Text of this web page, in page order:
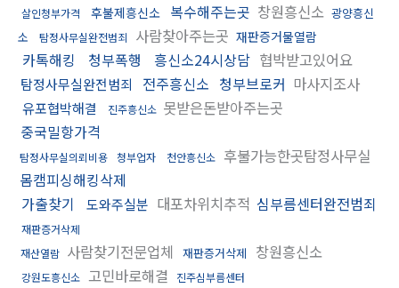
살인청부가격 후불제흥신소 복수해주는곳 창원흥신소 광양흥신
소
탐정사무실완전범죄 사람찾아주는곳 재판증거물열람
카톡해킹 청부폭행 흥신소24시상담 협박받고있어요
탐정사무실완전범죄 전주흥신소 청부브로커 마사지조사
유포협박해결 진주흥신소 못받은돈받아주는곳
중국밀항가격
탐정사무실의뢰비용 청부업자 천안흥신소 후불가능한곳탐정사무실
몸캠피싱해킹삭제
가출찾기
도와주실분 대포차위치추적 심부름센터완전범죄
재판증거삭제
재산열람 사람찾기전문업체 재판증거삭제 창원흥신소
강원도흥신소 고민바로해결
진주심부름센터